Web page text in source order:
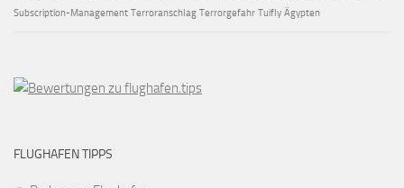
Subscription-Management Terroranschlag Terrorgefahr Tuifly Ägypten
FLUGHAFEN TIPPS